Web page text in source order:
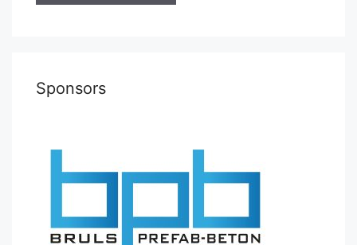
Sponsors